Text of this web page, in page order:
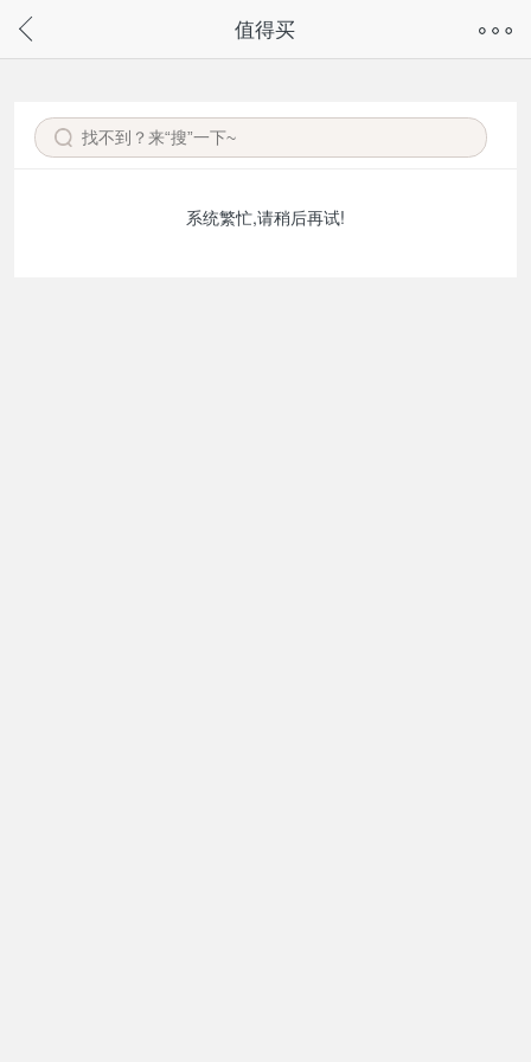
请通过微信或支付宝搜“奇兔客小程序”访问
值得买
系统繁忙,请稍后再试!